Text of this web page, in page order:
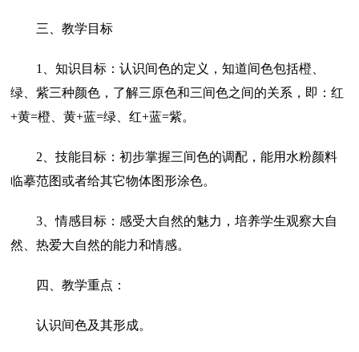
三、教学目标
1、知识目标：认识间色的定义，知道间色包括橙、
绿、紫三种颜色，了解三原色和三间色之间的关系，即：红
+黄=橙、黄+蓝=绿、红+蓝=紫。
2、技能目标：初步掌握三间色的调配，能用水粉颜料
临摹范图或者给其它物体图形涂色。
3、情感目标：感受大自然的魅力，培养学生观察大自
然、热爱大自然的能力和情感。
四、教学重点：
认识间色及其形成。